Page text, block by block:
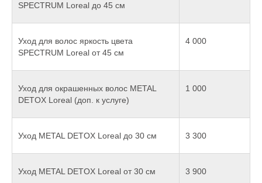
SPECTRUM Loreal до 45 см
Уход для волос яркость цвета
SPECTRUM Loreal от 45 см
4 000
Уход для окрашенных волос METAL
DETOX Loreal (доп. к услуге)
1 000
Уход METAL DETOX Loreal до 30 см 3 300
Уход METAL DETOX Loreal от 30 см 3 900